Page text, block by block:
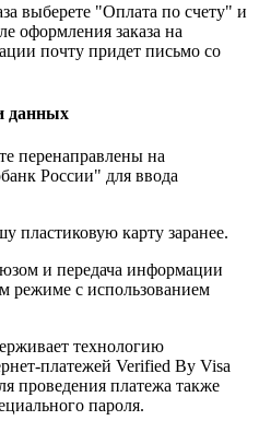
выберете "Оплата по счету" и
оформления заказа на
почту придет письмо со
данных
перенаправлены на
России" для ввода
пластиковую карту заранее.
и передача информации
режиме с использованием
технологию
платежей Verified By Visa
проведения платежа также
пароля.